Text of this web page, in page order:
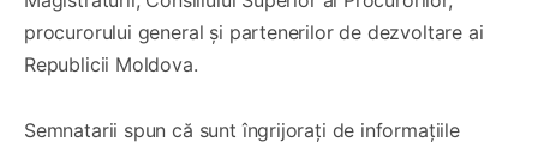
procurorului general și partenerilor de dezvoltare ai
Republicii Moldova.
Semnatarii spun că sunt îngrijorați de informațiile